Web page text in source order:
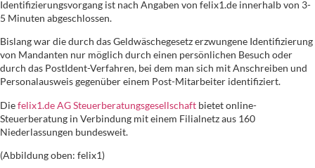
Identifizierungsvorgang ist nach Angaben von felix1.de innerhalb von 3-
5 Minuten abgeschlossen.
Bislang war die durch das Geldwäschegesetz erzwungene Identifizierung
von Mandanten nur möglich durch einen persönlichen Besuch oder
durch das PostIdent-Verfahren, bei dem man sich mit Anschreiben und
Personalausweis gegenüber einem Post-Mitarbeiter identifiziert.
Diefelix1.de AG Steuerberatungsgesellschaft bietet online-
Steuerberatung in Verbindung mit einem Filialnetz aus 160
Niederlassungen bundesweit.
(Abbildung oben: felix1)